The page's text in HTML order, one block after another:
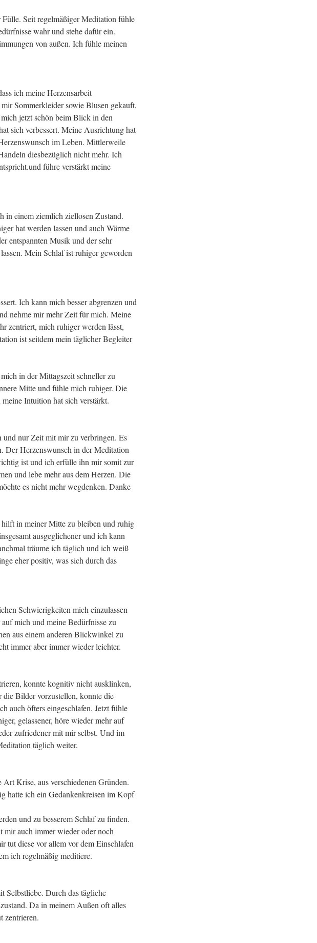
Seit regelmäßiger Meditation fühle
wahr und stehe dafür ein.
von außen. Ich fühle meinen
ich meine Herzensarbeit
Sommerkleider sowie Blusen gekauft,
jetzt schön beim Blick in den
sich verbessert. Meine Ausrichtung hat
im Leben. Mittlerweile
diesbezüglich nicht mehr. Ich
führe verstärkt meine
in einem ziemlich ziellosen Zustand.
hat werden lassen und auch Wärme
entspannten Musik und der sehr
Mein Schlaf ist ruhiger geworden
Ich kann mich besser abgrenzen und
nehme mir mehr Zeit für mich. Meine
zentriert, mich ruhiger werden lässt,
ist seitdem mein täglicher Begleiter
in der Mittagszeit schneller zu
Mitte und fühle mich ruhiger. Die
Intuition hat sich verstärkt.
nur Zeit mit mir zu verbringen. Es
Der Herzenswunsch in der Meditation
ist und ich erfülle ihn mir somit zur
und lebe mehr aus dem Herzen. Die
es nicht mehr wegdenken. Danke
hilft in meiner Mitte zu bleiben und ruhig
ausgeglichener und ich kann
träume ich täglich und ich weiß
eher positiv, was sich durch das
Schwierigkeiten mich einzulassen
mich und meine Bedürfnisse zu
aus einem anderen Blickwinkel zu
immer aber immer wieder leichter.
konnte kognitiv nicht ausklinken,
Bilder vorzustellen, konnte die
auch öfters eingeschlafen. Jetzt fühle
gelassener, höre wieder mehr auf
zufriedener mit mir selbst. Und im
täglich weiter.
Krise, aus verschiedenen Gründen.
hatte ich ein Gedankenkreisen im Kopf
und zu besserem Schlaf zu finden.
mir auch immer wieder oder noch
diese vor allem vor dem Einschlafen
ich regelmäßig meditiere.
Selbstliebe. Durch das tägliche
Da in meinem Außen oft alles
zentrieren.